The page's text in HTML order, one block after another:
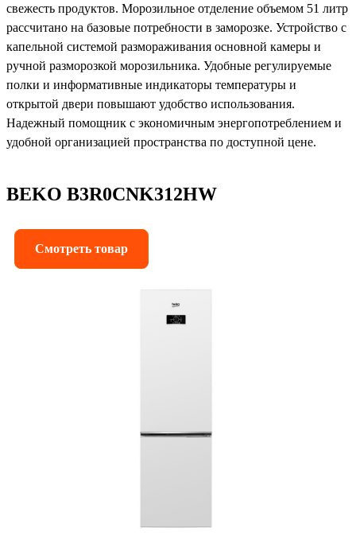
свежесть продуктов. Морозильное отделение объемом 51 литр
рассчитано на базовые потребности в заморозке. Устройство с
капельной системой размораживания основной камеры и
ручной разморозкой морозильника. Удобные регулируемые
полки и информативные индикаторы температуры и
открытой двери повышают удобство использования.
Надежный помощник с экономичным энергопотреблением и
удобной организацией пространства по доступной цене.
BEKO B3R0CNK312HW
Смотреть товар